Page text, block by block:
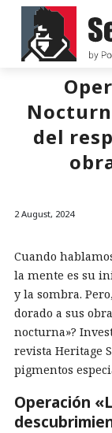
del
2 August, 2024
Cuando
la mente es su
y la sombra.
dorado a sus
nocturna»?
revista Heritage
pigmentos
Operación